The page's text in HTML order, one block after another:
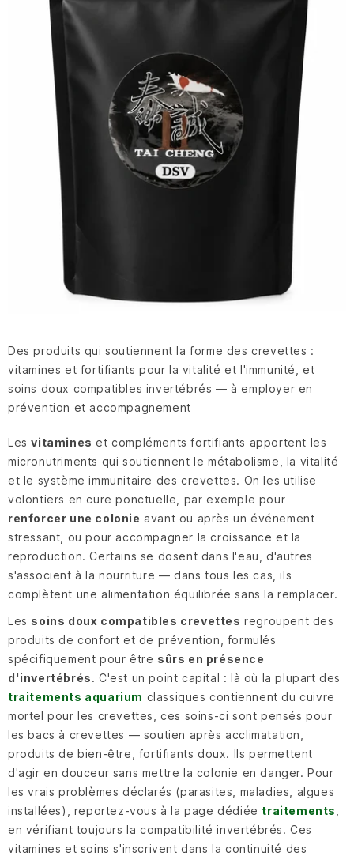
Des produits qui soutiennent la forme des crevettes :
vitamines et fortifiants pour la vitalité et l'immunité, et
soins doux compatibles invertébrés — à employer en
prévention et accompagnement
Lesvitamines et compléments fortifiants apportent les
micronutriments qui soutiennent le métabolisme, la vitalité
et le système immunitaire des crevettes. On les utilise
volontiers en cure ponctuelle, par exemple pour
renforcer une colonie avant ou après un événement
stressant, ou pour accompagner la croissance et la
reproduction. Certains se dosent dans l'eau, d'autres
s'associent à la nourriture — dans tous les cas, ils
complètent une alimentation équilibrée sans la remplacer.
Les soins doux compatibles crevettes regroupent des
produits de confort et de prévention, formulés
spécifiquement pour être sûrs en présence
d'invertébrés. C'est un point capital : là où la plupart des
traitements aquarium classiques contiennent du cuivre
mortel pour les crevettes, ces soins-ci sont pensés pour
les bacs à crevettes — soutien après acclimatation,
produits de bien-être, fortifiants doux. Ils permettent
d'agir en douceur sans mettre la colonie en danger. Pour
les vrais problèmes déclarés (parasites, maladies, algues
installées), reportez-vous à la page dédiée traitements
en vérifiant toujours la compatibilité invertébrés. Ces
vitamines et soins s'inscrivent dans la continuité des